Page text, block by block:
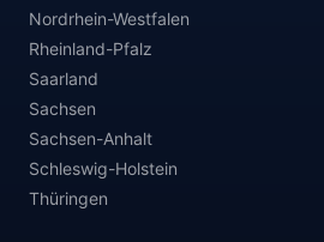
Nordrhein-Westfalen
Rheinland-Pfalz
Saarland
Sachsen
Sachsen-Anhalt
Schleswig-Holstein
Thüringen